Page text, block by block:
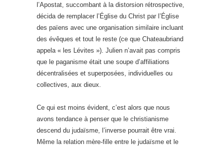
l’Apostat, succombant à la distorsion rétrospective,
décida de remplacer l’Église du Christ par l’Église
des païens avec une organisation similaire incluant
des évêques et tout le reste (ce que Chateaubriand
appela « les Lévites »). Julien n’avait pas compris
que le paganisme était une soupe d’affiliations
décentralisées et superposées, individuelles ou
collectives, aux dieux.
Ce qui est moins évident, c’est alors que nous
avons tendance à penser que le christianisme
descend du judaïsme, l’inverse pourrait être vrai.
Même la relation mère-fille entre le judaïsme et le